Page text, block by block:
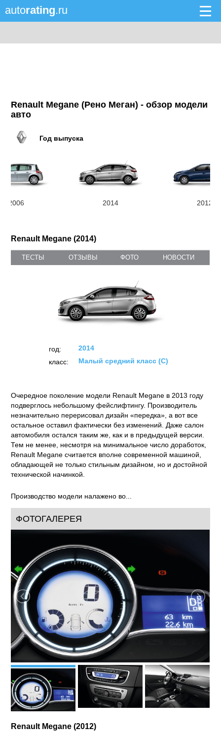
autorating.ru
Renault Megane (Рено Меган) - обзор модели
авто
Год выпуска
2006 2014 2012
Renault Megane (2014)
ТЕСТЫ ОТЗЫВЫ ФОТО НОВОСТИ
год:
2014
класс:
Малый средний класс (C)
Очередное поколение модели Renault Megane в 2013 году
подверглось небольшому фейслифтингу. Производитель
незначительно перерисовал дизайн «передка», а вот все
остальное оставил фактически без изменений. Даже салон
автомобиля остался таким же, как и в предыдущей версии.
Тем не менее, несмотря на минимальное число доработок,
Renault Megane считается вполне современной машиной,
обладающей не только стильным дизайном, но и достойной
технической начинкой.
Производство модели налажено во...
ФОТОГАЛЕРЕЯ
Renault Megane (2012)